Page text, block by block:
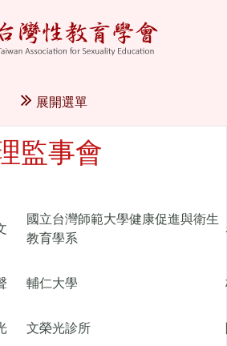
展開選單
監事會
國立台灣師範大學健康促進與衛生
教育學系
輔仁大學
文榮光診所